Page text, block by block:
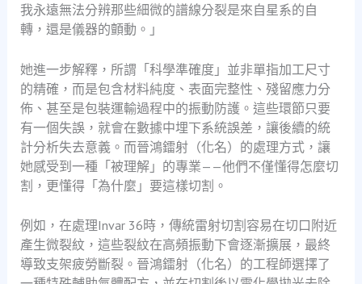
我永遠無法分辨那些細微的譜線分裂是來自星系的自
轉，還是儀器的顫動。」
她進一步解釋，所謂「科學準確度」並非單指加工尺寸
的精確，而是包含材料純度、表面完整性、殘留應力分
佈、甚至是包裝運輸過程中的振動防護。這些環節只要
有一個失誤，就會在數據中埋下系統誤差，讓後續的統
計分析失去意義。而晉鴻鐳射（化名）的處理方式，讓
她感受到一種「被理解」的專業——他們不僅懂得怎麼切
割，更懂得「為什麼」要這樣切割。
例如，在處理Invar 36時，傳統雷射切割容易在切口附近
產生微裂紋，這些裂紋在高頻振動下會逐漸擴展，最終
導致支架疲勞斷裂。晉鴻鐳射（化名）的工程師選擇了